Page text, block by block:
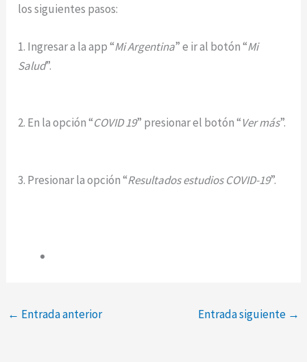
los siguientes pasos:
1. Ingresar a la app “Mi Argentina” e ir al botón “Mi
Salud”.
2. En la opción “COVID 19” presionar el botón “Ver más”.
3. Presionar la opción “Resultados estudios COVID-19”.
← Entrada anterior Entrada siguiente →